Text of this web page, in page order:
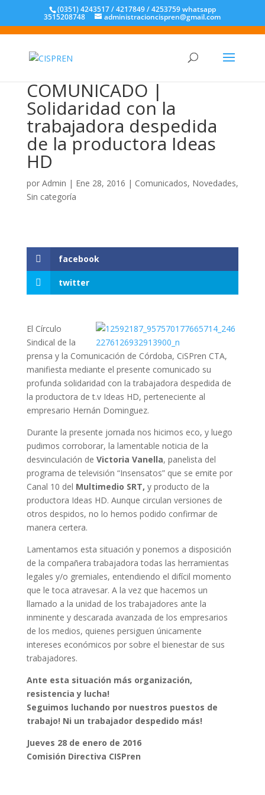
(0351) 4243517 / 4217849 / 4253759 whatsapp
3515208748 administracioncispren@gmail.com
COMUNICADO |
Solidaridad con la
trabajadora despedida
de la productora Ideas
HD
por Admin | Ene 28, 2016 | Comunicados, Novedades,
Sin categoría
facebook
twitter
El Círculo
Sindical de la
prensa y la Comunicación de Córdoba, CiSPren CTA,
manifiesta mediante el presente comunicado su
profunda solidaridad con la trabajadora despedida de
la productora de t.v Ideas HD, perteneciente al
empresario Hernán Dominguez.
Durante la presente jornada nos hicimos eco, y luego
pudimos corroborar, la lamentable noticia de la
desvinculación de Victoria Vanella, panelista del
programa de televisión “Insensatos” que se emite por
Canal 10 del Multimedio SRT, y producto de la
productora Ideas HD. Aunque circulan versiones de
otros despidos, no lo hemos podido confirmar de
manera certera.
Lamentamos esta situación y ponemos a disposición
de la compañera trabajadora todas las herramientas
legales y/o gremiales, entendiendo el difícil momento
que le toca atravesar. A la vez que hacemos un
llamado a la unidad de los trabajadores ante la
inminente y descarada avanzada de los empresarios
de los medios, quienes persiguen únicamente
intereses económicos por sobre el bienestar de sus
trabajadores.
Ante esta situación más organización,
resistencia y lucha!
Seguimos luchando por nuestros puestos de
trabajo! Ni un trabajador despedido más!
Jueves 28 de enero de 2016
Comisión Directiva CISPren